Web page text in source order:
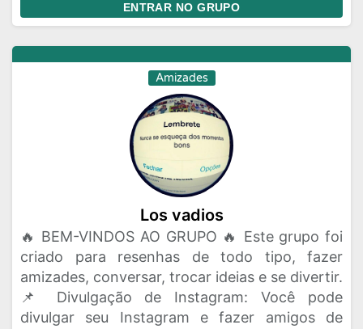
ENTRAR NO GRUPO
Amizades
Los vadios
🔥 BEM-VINDOS AO GRUPO 🔥 Este grupo foi
criado para resenhas de todo tipo, fazer
amizades, conversar, trocar ideias e se divertir.
📌 Divulgação de Instagram: Você pode
divulgar seu Instagram e fazer amigos de